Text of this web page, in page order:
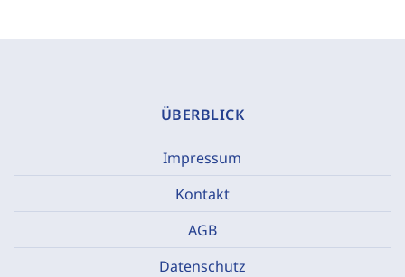
ÜBERBLICK
Impressum
Kontakt
AGB
Datenschutz